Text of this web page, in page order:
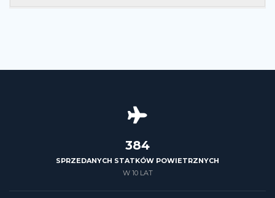
426
SPRZEDANYCH STATKÓW POWIETRZNYCH
W 10 LAT